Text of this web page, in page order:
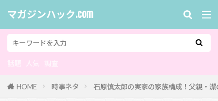
マガジンハック.com
HOME 時事ネタ 石原慎太郎の実家の家族構成！父親・